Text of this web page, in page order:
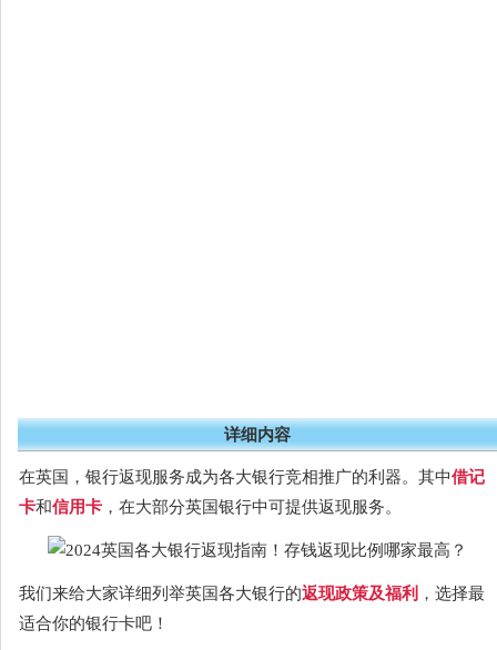
详细内容
在英国，银行返现服务成为各大银行竞相推广的利器。其中借记
卡和信用卡 ，在大部分英国银行中可提供返现服务。
我们来给大家详细列举英国各大银行的返现政策及福利 ，选择最
适合你的银行卡吧！